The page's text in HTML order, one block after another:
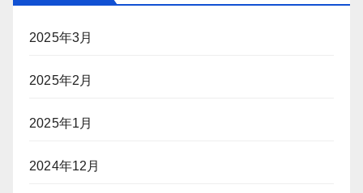
2025年3月
2025年2月
2025年1月
2024年12月